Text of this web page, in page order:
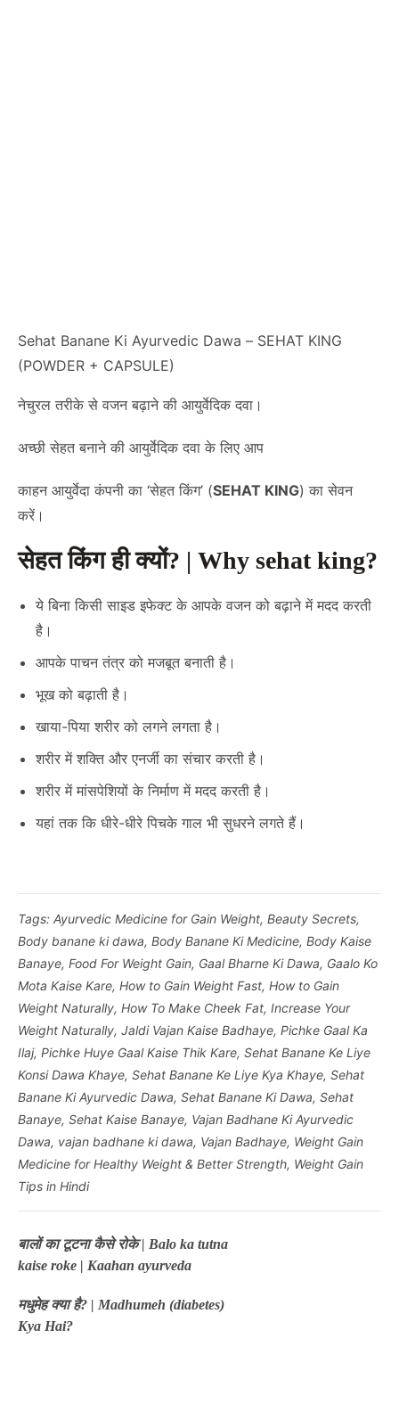
Sehat Banane Ki Ayurvedic Dawa – SEHAT KING
(POWDER + CAPSULE)
नेचुरल तरीके से वजन बढ़ाने की आयुर्वेदिक दवा।
अच्छी सेहत बनाने की आयुर्वेदिक दवा के लिए आप
काहन आयुर्वेदा कंपनी का ‘सेहत किंग’ (SEHAT KING) का सेवन
करें।
सेहत किंग ही क्यों? | Why sehat king?
ये बिना किसी साइड इफेक्ट के आपके वजन को बढ़ाने में मदद करती
है।
आपके पाचन तंत्र को मजबूत बनाती है।
भूख को बढ़ाती है।
खाया-पिया शरीर को लगने लगता है।
शरीर में शक्ति और एनर्जी का संचार करती है।
शरीर में मांसपेशियों के निर्माण में मदद करती है।
यहां तक कि धीरे-धीरे पिचके गाल भी सुधरने लगते हैं।
Tags: Ayurvedic Medicine for Gain Weight, Beauty Secrets,
Body banane ki dawa, Body Banane Ki Medicine, Body Kaise
Banaye, Food For Weight Gain, Gaal Bharne Ki Dawa, Gaalo Ko
Mota Kaise Kare, How to Gain Weight Fast, How to Gain
Weight Naturally, How To Make Cheek Fat, Increase Your
Weight Naturally, Jaldi Vajan Kaise Badhaye, Pichke Gaal Ka
Ilaj, Pichke Huye Gaal Kaise Thik Kare, Sehat Banane Ke Liye
Konsi Dawa Khaye, Sehat Banane Ke Liye Kya Khaye, Sehat
Banane Ki Ayurvedic Dawa, Sehat Banane Ki Dawa, Sehat
Banaye, Sehat Kaise Banaye, Vajan Badhane Ki Ayurvedic
Dawa, vajan badhane ki dawa, Vajan Badhaye, Weight Gain
Medicine for Healthy Weight & Better Strength, Weight Gain
Tips in Hindi
बालों का टूटना कैसे रोके | Balo ka tutna
kaise roke | Kaahan ayurveda
मधुमेह क्या है? | Madhumeh (diabetes)
Kya Hai?